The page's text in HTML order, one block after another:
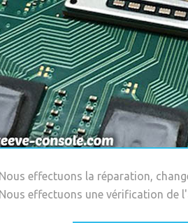
effectuons la réparation,
effectuons une vérification de